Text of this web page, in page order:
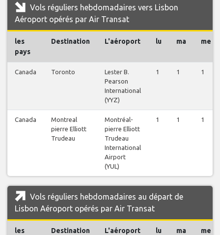
Vols réguliers hebdomadaires vers Lisbon
Aéroport opérés par Air Transat
les
pays
Destination L'aéroport lu ma me
Canada Toronto
Lester B.
Pearson
International
(YYZ)
1 1 1
Canada
Montreal
pierre Elliott
Trudeau
Montréal-
pierre Elliott
Trudeau
International
Airport
(YUL)
1 1 1
Vols réguliers hebdomadaires au départ de
Lisbon Aéroport opérés par Air Transat
les
Destination L'aéroport lu ma me